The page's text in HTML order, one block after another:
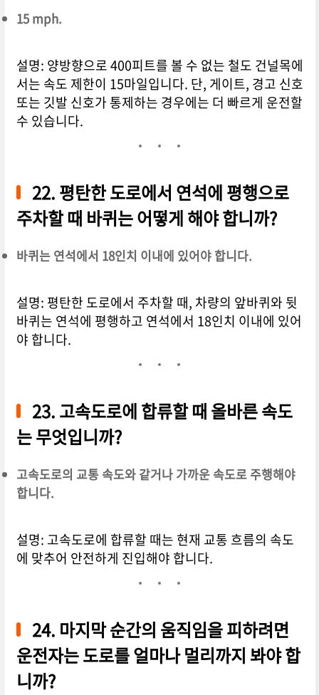
15 mph.
설명: 양방향으로 400피트를 볼 수 없는 철도 건널목에
서는 속도 제한이 15마일입니다. 단, 게이트, 경고 신호
또는 깃발 신호가 통제하는 경우에는 더 빠르게 운전할
수 있습니다.
22. 평탄한 도로에서 연석에 평행으로
주차할 때 바퀴는 어떻게 해야 합니까?
바퀴는 연석에서 18인치 이내에 있어야 합니다.
설명: 평탄한 도로에서 주차할 때, 차량의 앞바퀴와 뒷
바퀴는 연석에 평행하고 연석에서 18인치 이내에 있어
야 합니다.
23. 고속도로에 합류할 때 올바른 속도
는 무엇입니까?
고속도로의 교통 속도와 같거나 가까운 속도로 주행해야
합니다.
설명: 고속도로에 합류할 때는 현재 교통 흐름의 속도
에 맞추어 안전하게 진입해야 합니다.
24. 마지막 순간의 움직임을 피하려면
운전자는 도로를 얼마나 멀리까지 봐야 합
니까?